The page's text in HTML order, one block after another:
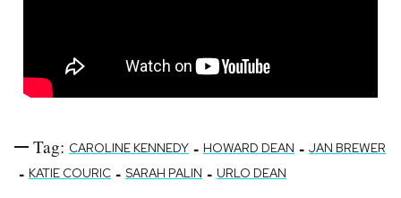
Tag: CAROLINE KENNEDY - HOWARD DEAN - JAN BREWER
- KATIE COURIC - SARAH PALIN - URLO DEAN